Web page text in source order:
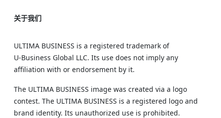
关于我们
ULTIMA BUSINESS is a registered trademark of
U‑Business Global LLC. Its use does not imply any
affiliation with or endorsement by it.
The ULTIMA BUSINESS image was created via a logo
contest. The ULTIMA BUSINESS is a registered logo and
brand identity. Its unauthorized use is prohibited.